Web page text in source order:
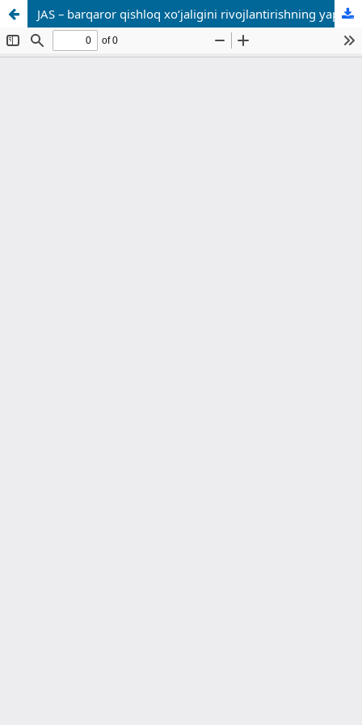
JAS – barqaror qishloq xo‘jaligini rivojlantirishning yapon modeli vositasi